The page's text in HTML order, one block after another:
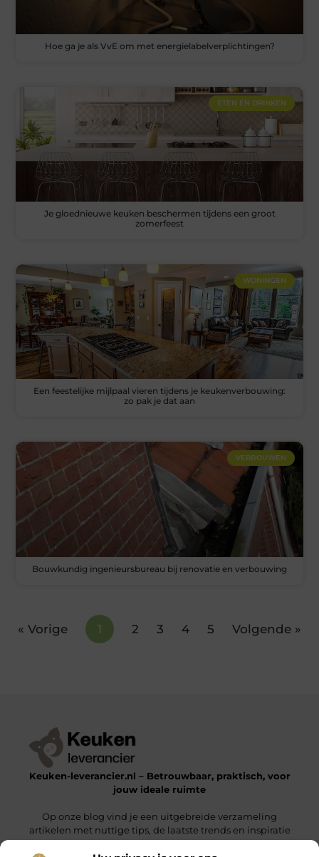
Hoe ga je als VvE om met energielabelverplichtingen?
ETEN EN DRINKEN
Je gloednieuwe keuken beschermen tijdens een groot
zomerfeest
WONINGEN
Een feestelijke mijlpaal vieren tijdens je keukenverbouwing:
zo pak je dat aan
VERBOUWEN
Bouwkundig ingenieursbureau bij renovatie en verbouwing
« Vorige 1 2 3 4 5 Volgende »
Keuken-leverancier.nl – Betrouwbaar, praktisch, voor
jouw ideale ruimte
Op onze blog vind je een uitgebreide verzameling
artikelen met nuttige tips, de laatste trends en inspiratie
om een functionele en stijlvolle omgeving te realiseren.